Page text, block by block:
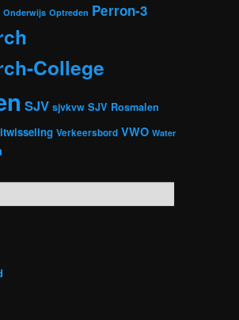
Onderwijs Optreden Perron-3
College
SJV sjvkvw SJV Rosmalen
Verkeersbord VWO Water